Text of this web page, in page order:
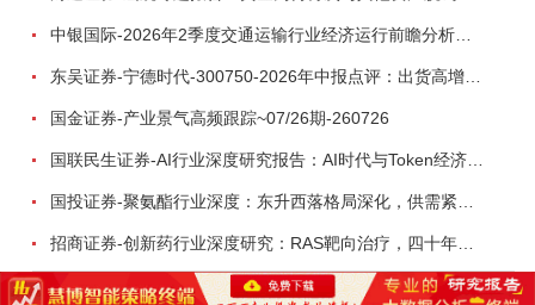
中银国际-2026年2季度交通运输行业经济运行前瞻分析：地缘冲突致航运和航空景气度分化，交通基础设施板块总体呈现稳健特征-260724
东吴证券-宁德时代-300750-2026年中报点评：出货高增业绩稳健，回购彰显龙头信心-260726
国金证券-产业景气高频跟踪~07/26期-260726
国联民生证券-AI行业深度研究报告：AI时代与Token经济，从技术符号到数字石油-260801
招商证券-创新药行业深度研究：RAS靶向治疗，四十年不可成药的终结，与终结之后的治疗格局演化-260805